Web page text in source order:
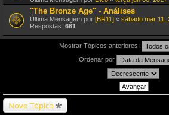
"The Bronze Age" - Análises
Última Mensagem por [BR11] « sábado mar 11,
Respostas: 661
Mostrar Tópicos anteriores:
Ordenar por
Novo Tópico